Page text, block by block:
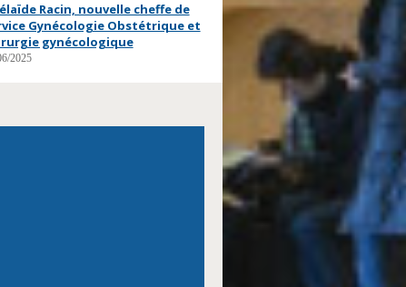
Racin, nouvelle cheffe de
Gynécologie Obstétrique et
gynécologique
2025